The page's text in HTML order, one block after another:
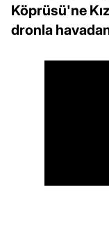
Köprüsü'ne
dronla